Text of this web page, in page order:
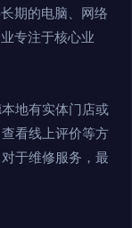
期的电脑、网络
专注于核心业
地有实体门店或
看线上评价等方
于维修服务，最